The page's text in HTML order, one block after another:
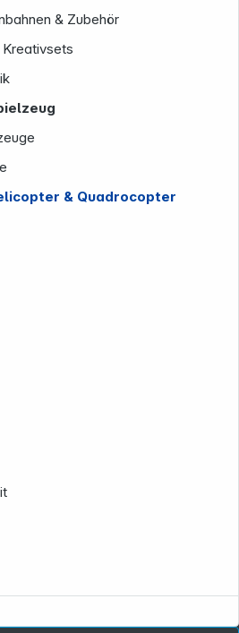
& Zubehör
Kreativsets
& Quadrocopter